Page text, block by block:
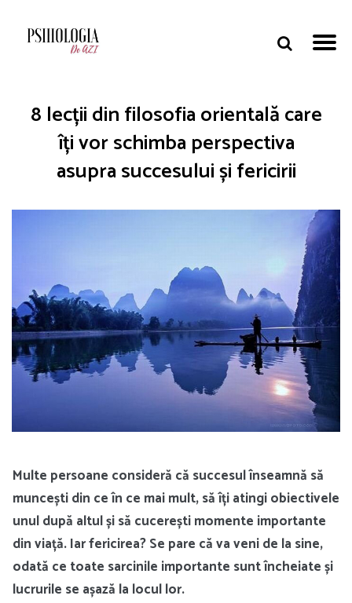
8 lecții din filosofia orientală care
îți vor schimba perspectiva
asupra succesului și fericirii
Multe persoane consideră că succesul înseamnă să
muncești din ce în ce mai mult, să îți atingi obiectivele
unul după altul și să cucerești momente importante
din viață. Iar fericirea? Se pare că va veni de la sine,
odată ce toate sarcinile importante sunt încheiate și
lucrurile se așază la locul lor.